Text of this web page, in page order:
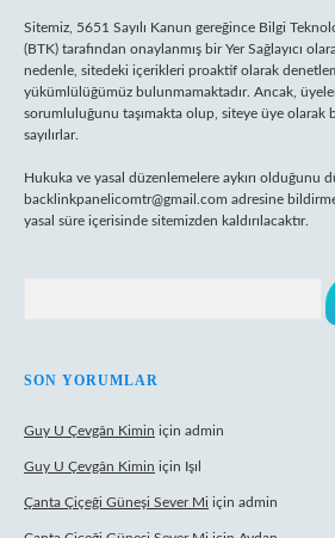
Sitemiz, 5651 Sayılı Kanun gereğince Bilgi
(BTK) tarafından onaylanmış bir Yer Sağlayıcı
nedenle, sitedeki içerikleri proaktif olarak
yükümlülüğümüz bulunmamaktadır. Ancak,
sorumluluğunu taşımakta olup, siteye üye olarak
sayılırlar.
Hukuka ve yasal düzenlemelere aykırı olduğunu
backlinkpanelicomtr@gmail.com adresine
yasal süre içerisinde sitemizden kaldırılacaktır.
SON YORUMLAR
Guy U Çevgân Kimin için admin
Guy U Çevgân Kimin için Işıl
Çanta Çiçeği Güneşi Sever Mi için admin